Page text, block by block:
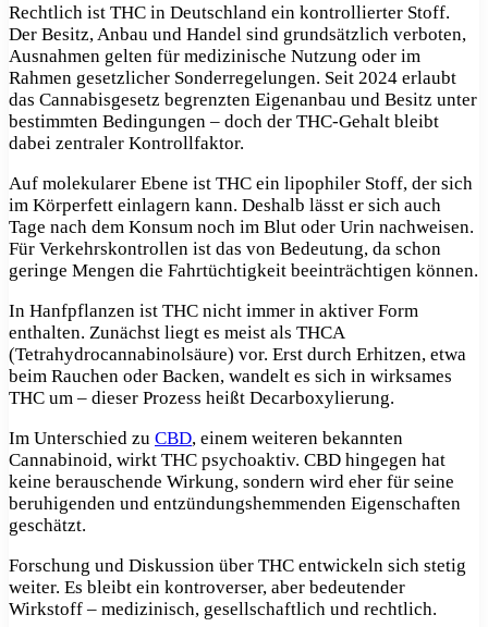
Rechtlich ist THC in Deutschland ein kontrollierter Stoff.
Der Besitz, Anbau und Handel sind grundsätzlich verboten,
Ausnahmen gelten für medizinische Nutzung oder im
Rahmen gesetzlicher Sonderregelungen. Seit 2024 erlaubt
das Cannabisgesetz begrenzten Eigenanbau und Besitz unter
bestimmten Bedingungen – doch der THC-Gehalt bleibt
dabei zentraler Kontrollfaktor.
Auf molekularer Ebene ist THC ein lipophiler Stoff, der sich
im Körperfett einlagern kann. Deshalb lässt er sich auch
Tage nach dem Konsum noch im Blut oder Urin nachweisen.
Für Verkehrskontrollen ist das von Bedeutung, da schon
geringe Mengen die Fahrtüchtigkeit beeinträchtigen können.
In Hanfpflanzen ist THC nicht immer in aktiver Form
enthalten. Zunächst liegt es meist als THCA
(Tetrahydrocannabinolsäure) vor. Erst durch Erhitzen, etwa
beim Rauchen oder Backen, wandelt es sich in wirksames
THC um – dieser Prozess heißt Decarboxylierung.
Im Unterschied zu CBD, einem weiteren bekannten
Cannabinoid, wirkt THC psychoaktiv. CBD hingegen hat
keine berauschende Wirkung, sondern wird eher für seine
beruhigenden und entzündungshemmenden Eigenschaften
geschätzt.
Forschung und Diskussion über THC entwickeln sich stetig
weiter. Es bleibt ein kontroverser, aber bedeutender
Wirkstoff – medizinisch, gesellschaftlich und rechtlich.